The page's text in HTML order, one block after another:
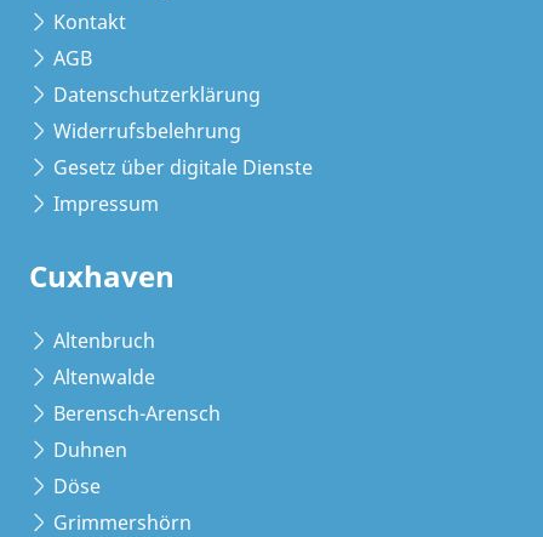
Kontakt
AGB
Datenschutzerklärung
Widerrufsbelehrung
Gesetz über digitale Dienste
Impressum
Cuxhaven
Altenbruch
Altenwalde
Berensch-Arensch
Duhnen
Döse
Grimmershörn